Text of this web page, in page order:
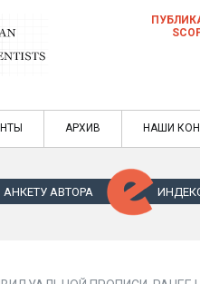
журнале
в ежемесячном научном
АРХИВ НАШИ
АВТОРА